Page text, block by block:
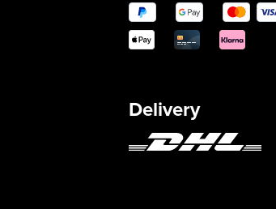
Delivery